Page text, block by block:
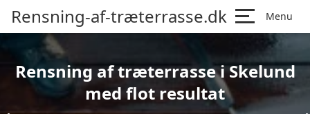
Rensning-af-træterrasse.dk Menu
Rensning af træterrasse i Skelund
med flot resultat